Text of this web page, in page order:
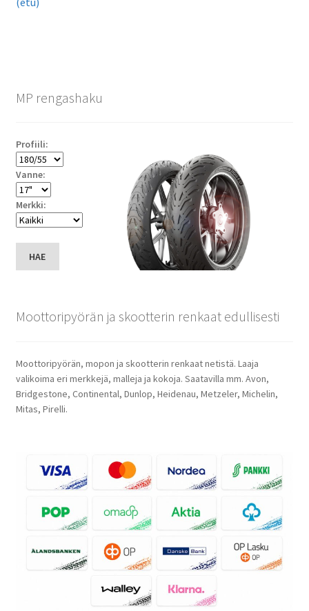
MP rengashaku
Profiili:
Vanne:
Merkki:
HAE
Moottoripyörän ja skootterin renkaat edullisesti
Moottoripyörän, mopon ja skootterin renkaat netistä. Laaja
valikoima eri merkkejä, malleja ja kokoja. Saatavilla mm. Avon,
Bridgestone, Continental, Dunlop, Heidenau, Metzeler, Michelin,
Mitas, Pirelli.